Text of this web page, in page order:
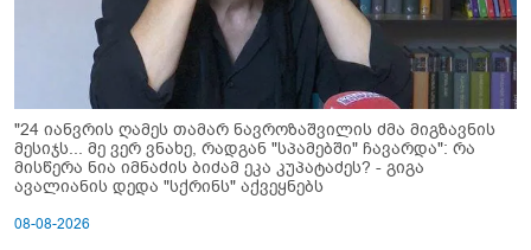
"24 იანვრის ღამეს თამარ ნავროზაშვილის ძმა მიგზავნის
მესიჯს... მე ვერ ვნახე, რადგან "სპამებში" ჩავარდა": რა
მისწერა ნია იმნაძის ბიძამ ეკა კუპატაძეს? - გიგა
ავალიანის დედა "სქრინს" აქვეყნებს
08-08-2026